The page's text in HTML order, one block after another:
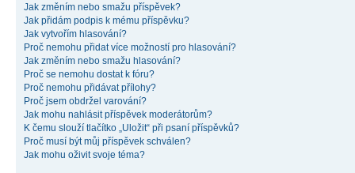
Jak změním nebo smažu příspěvek?
Jak přidám podpis k mému příspěvku?
Jak vytvořím hlasování?
Proč nemohu přidat více možností pro hlasování?
Jak změním nebo smažu hlasování?
Proč se nemohu dostat k fóru?
Proč nemohu přidávat přílohy?
Proč jsem obdržel varování?
Jak mohu nahlásit příspěvek moderátorům?
K čemu slouží tlačítko „Uložit“ při psaní příspěvků?
Proč musí být můj příspěvek schválen?
Jak mohu oživit svoje téma?